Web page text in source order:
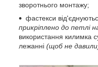
зворотнього монтажу;
фастекси
прикріплено до петлі
використання килимка
лежанні (щоб не